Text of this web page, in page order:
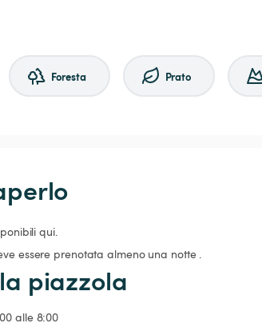
Foresta Prato
qui.
essere prenotata almeno una notte .
piazzola
alle 8:00